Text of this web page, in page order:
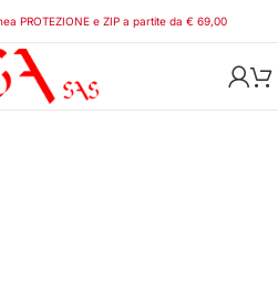
PROTEZIONE e ZIP a partite da € 69,00
Fervi